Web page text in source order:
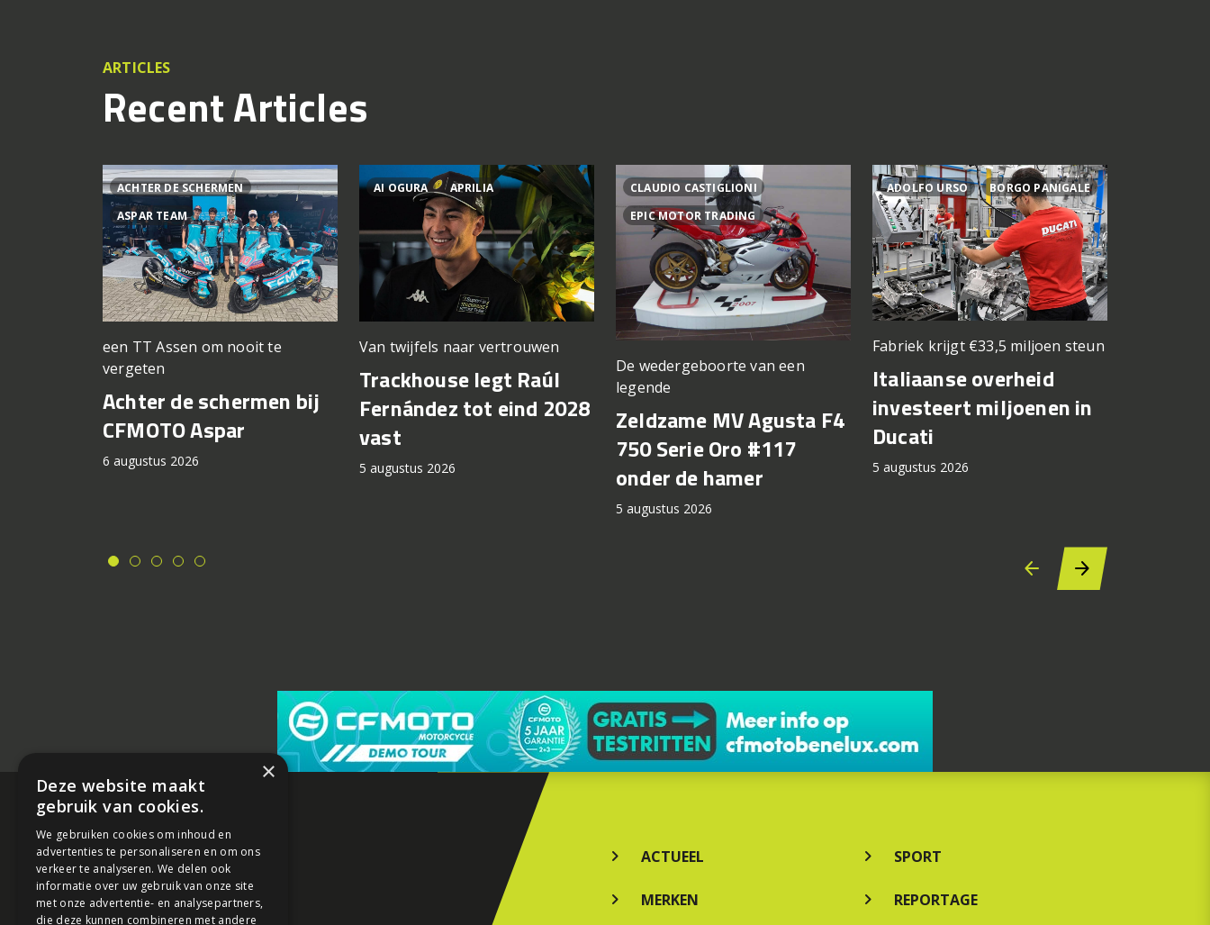
ARTICLES
Recent Articles
ACHTER DE SCHERMEN
ASPAR TEAM
een TT Assen om nooit te
vergeten
Achter de schermen bij
CFMOTO Aspar
6 augustus 2026
AI OGURA APRILIA
Van twijfels naar vertrouwen
Trackhouse legt Raúl
Fernández tot eind 2028
vast
5 augustus 2026
CLAUDIO CASTIGLIONI
EPIC MOTOR TRADING
De wedergeboorte van een
legende
Zeldzame MV Agusta F4
750 Serie Oro #117
onder de hamer
5 augustus 2026
ADOLFO URSO BORGO PANIGALE
Fabriek krijgt €33,5 miljoen steun
Italiaanse overheid
investeert miljoenen in
Ducati
5 augustus 2026
ACTUEEL
MERKEN
SPORT
REPORTAGE
×
Deze website maakt
gebruik van cookies.
We gebruiken cookies om inhoud en
advertenties te personaliseren en om ons
verkeer te analyseren. We delen ook
informatie over uw gebruik van onze site
met onze advertentie- en analysepartners,
die deze kunnen combineren met andere